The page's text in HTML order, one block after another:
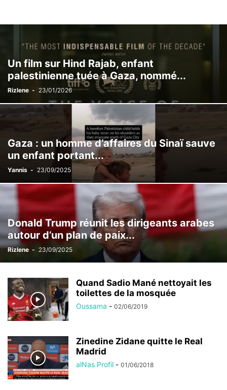
Un film sur Hind Rajab, enfant
palestinienne tuée à Gaza, nommé...
Rizlene - 23/01/2026
Gaza : un homme d’affaires du Sinaï sauve
un enfant portant...
Yannis - 23/09/2025
Donald Trump réunit les dirigeants arabes
autour d’un plan de paix...
Rizlene - 23/09/2025
Quand Sadio Mané nettoyait les
toilettes de la mosquée
Oussama - 02/06/2019
Zinedine Zidane quitte le Real
Madrid
alNas Profil - 01/06/2018